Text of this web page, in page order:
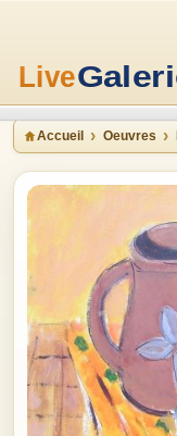
Accueil Oeuvres